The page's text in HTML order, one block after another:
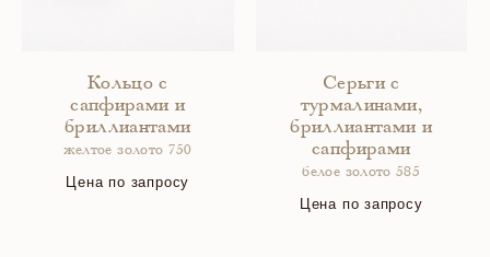
Кольцо с
сапфирами и
бриллиантами
желтое золото 750
Цена по запросу
Серьги с
турмалинами,
бриллиантами и
сапфирами
белое золото 585
Цена по запросу